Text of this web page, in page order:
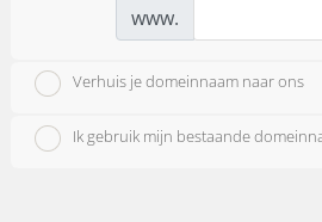
www.
Verhuis je domeinnaam naar ons
Ik gebruik mijn bestaande